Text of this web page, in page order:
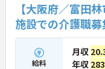
【大阪府／富田
施設での介護職
給料
月収
年収